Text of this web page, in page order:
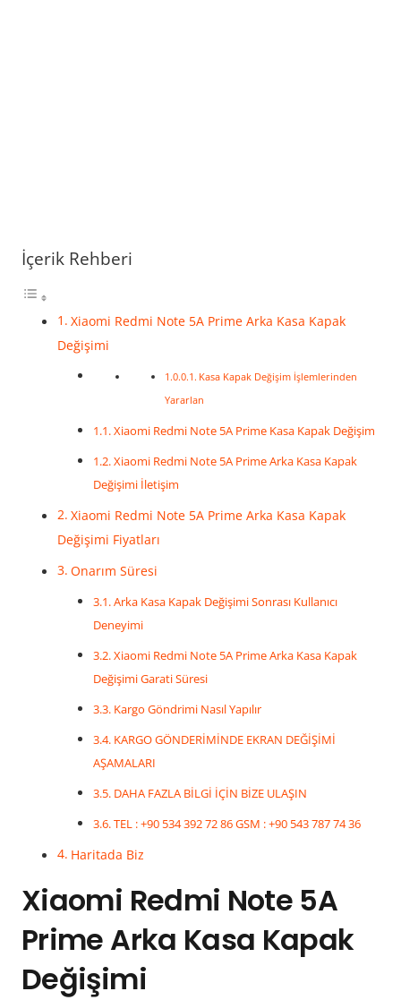
İçerik Rehberi
Xiaomi Redmi Note 5A Prime Arka Kasa Kapak
Değişimi
Kasa Kapak Değişim İşlemlerinden
Yararlan
Xiaomi Redmi Note 5A Prime Kasa Kapak Değişim
Xiaomi Redmi Note 5A Prime Arka Kasa Kapak
Değişimi İletişim
Xiaomi Redmi Note 5A Prime Arka Kasa Kapak
Değişimi Fiyatları
Onarım Süresi
Arka Kasa Kapak Değişimi Sonrası Kullanıcı
Deneyimi
Xiaomi Redmi Note 5A Prime Arka Kasa Kapak
Değişimi Garati Süresi
Kargo Göndrimi Nasıl Yapılır
KARGO GÖNDERİMİNDE EKRAN DEĞİŞİMİ
AŞAMALARI
DAHA FAZLA BİLGİ İÇİN BİZE ULAŞIN
TEL : +90 534 392 72 86 GSM : +90 543 787 74 36
Haritada Biz
Xiaomi Redmi Note 5A
Prime Arka Kasa Kapak
Değişimi